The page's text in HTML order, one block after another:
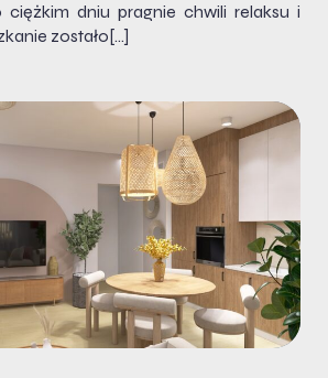
ciężkim dniu pragnie chwili relaksu i
zostało[…]